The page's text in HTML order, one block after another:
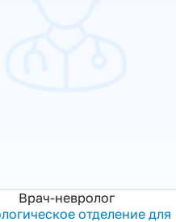
Врач-невролог
отделение для